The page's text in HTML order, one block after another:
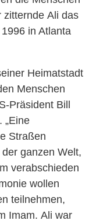
zitternde Ali das
in Atlanta
Heimatstadt
Menschen
Präsident Bill
„Eine
Straßen
ganzen Welt,
verabschieden
wollen
teilnehmen,
Imam. Ali war